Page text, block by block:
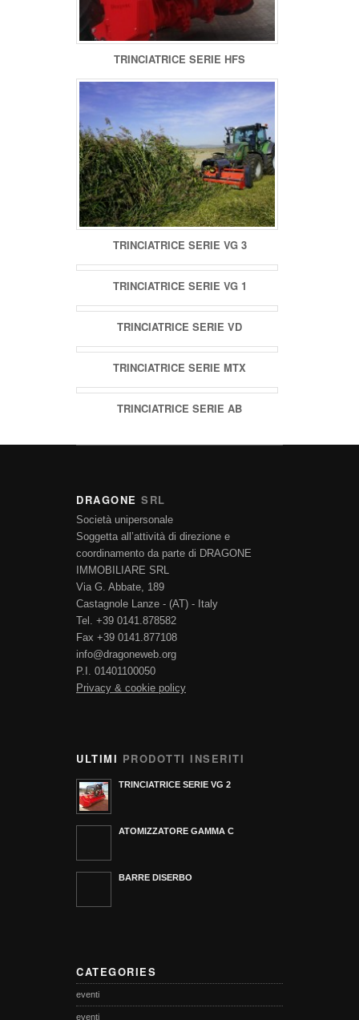
TRINCIATRICE SERIE HFS
TRINCIATRICE SERIE VG 3
TRINCIATRICE SERIE VG 1
TRINCIATRICE SERIE VD
TRINCIATRICE SERIE MTX
TRINCIATRICE SERIE AB
DRAGONE SRL
Società unipersonale
Soggetta all’attività di direzione e
coordinamento da parte di DRAGONE
IMMOBILIARE SRL
Via G. Abbate, 189
Castagnole Lanze - (AT) - Italy
Tel. +39 0141.878582
Fax +39 0141.877108
info@dragoneweb.org
P.I. 01401100050
Privacy & cookie policy
ULTIMI PRODOTTI INSERITI
TRINCIATRICE SERIE VG 2
ATOMIZZATORE GAMMA C
BARRE DISERBO
CATEGORIES
eventi
eventi